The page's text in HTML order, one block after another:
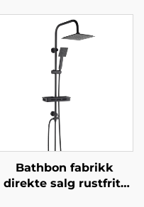
Bathbon fabrikk
direkte salg rustfritt